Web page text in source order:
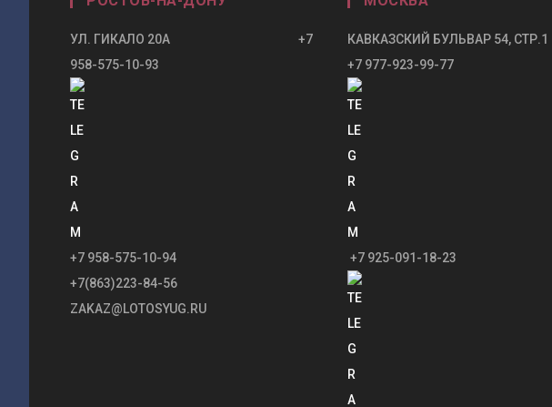
УЛ. ГИКАЛО 20А +7
958-575-10-93
+7 958-575-10-94
+7(863)223-84-56
ZAKAZ@LOTOSYUG.RU
КАВКАЗСКИЙ БУЛЬВАР 54, СТР.1
+7 977-923-99-77
+7 925-091-18-23